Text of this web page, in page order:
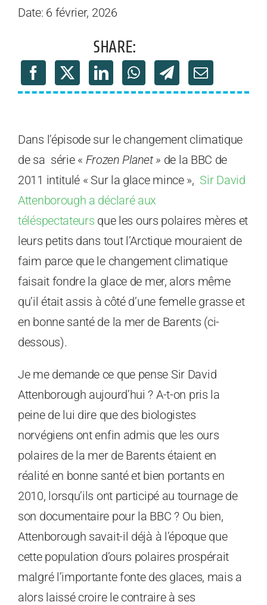
Date: 6 février, 2026
SHARE:
Dans l’épisode sur le changement climatique
de sa série « Frozen Planet » de la BBC de
2011 intitulé « Sur la glace mince », Sir David
Attenborough a déclaré aux
téléspectateurs que les ours polaires mères et
leurs petits dans tout l’Arctique mouraient de
faim parce que le changement climatique
faisait fondre la glace de mer, alors même
qu’il était assis à côté d’une femelle grasse et
en bonne santé de la mer de Barents (ci-
dessous).
Je me demande ce que pense Sir David
Attenborough aujourd’hui ? A-t-on pris la
peine de lui dire que des biologistes
norvégiens ont enfin admis que les ours
polaires de la mer de Barents étaient en
réalité en bonne santé et bien portants en
2010, lorsqu’ils ont participé au tournage de
son documentaire pour la BBC ? Ou bien,
Attenborough savait-il déjà à l’époque que
cette population d’ours polaires prospérait
malgré l’importante fonte des glaces, mais a
alors laissé croire le contraire à ses